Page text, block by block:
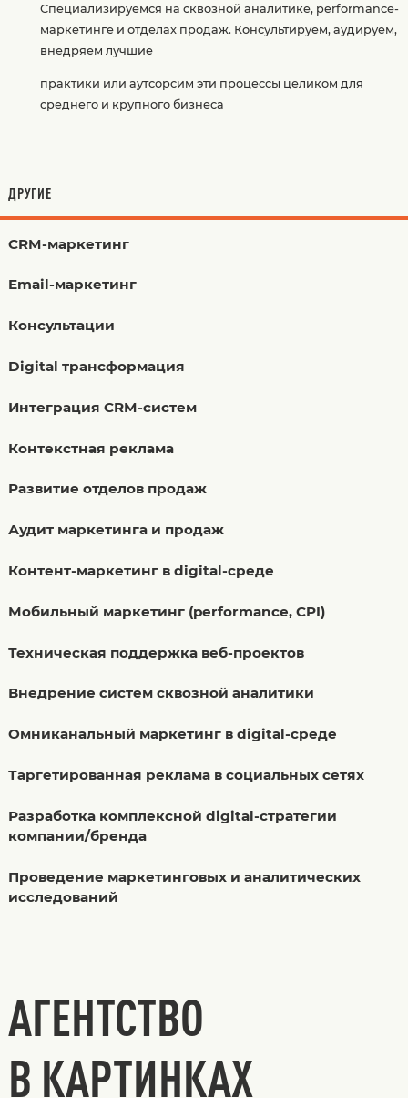
Специализируемся на сквозной аналитике, performance-
маркетинге и отделах продаж. Консультируем, аудируем,
внедряем лучшие
практики или аутсорсим эти процессы целиком для
среднего и крупного бизнеса
ДРУГИЕ
CRM-маркетинг
Email-маркетинг
Консультации
Digital трансформация
Интеграция CRM-систем
Контекстная реклама
Развитие отделов продаж
Аудит маркетинга и продаж
Контент-маркетинг в digital-среде
Мобильный маркетинг (performance, CPI)
Техническая поддержка веб-проектов
Внедрение систем сквозной аналитики
Омниканальный маркетинг в digital-среде
Таргетированная реклама в социальных сетях
Разработка комплексной digital-стратегии
компании/бренда
Проведение маркетинговых и аналитических
исследований
АГЕНТСТВО
В КАРТИНКАХ